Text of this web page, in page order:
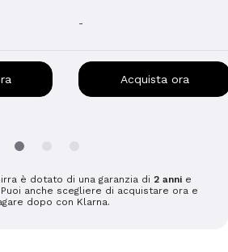
-
Acquista ora
è dotato di una garanzia di 2 anni e
anche scegliere di acquistare ora e
dopo con Klarna.